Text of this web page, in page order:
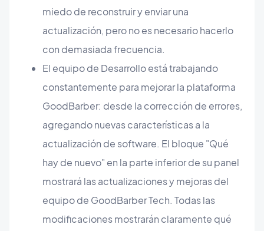
miedo de reconstruir y enviar una
actualización, pero no es necesario hacerlo
con demasiada frecuencia.
El equipo de Desarrollo está trabajando
constantemente para mejorar la plataforma
GoodBarber: desde la corrección de errores,
agregando nuevas características a la
actualización de software. El bloque "Qué
hay de nuevo" en la parte inferior de su panel
mostrará las actualizaciones y mejoras del
equipo de GoodBarber Tech. Todas las
modificaciones mostrarán claramente qué